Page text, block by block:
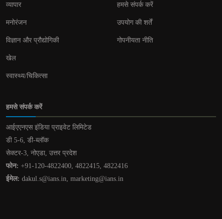
व्यापार
मनोरंजन
विज्ञान और प्रौद्योगिकी
खेल
स्वास्थ्य/चिकित्सा
हमसे संपर्क करें
उपयोग की शर्तें
गोपनीयता नीति
हमसे संपर्क करें
आईएएनएस इंडिया प्राइवेट लिमिटेड
डी 5-6, डी-ब्लॉक
सेक्टर-3, नोएडा, उत्तर प्रदेश
फोन: +91-120-4822400, 4822415, 4822416
ईमेल: dakul.s@ians.in, marketing@ians.in